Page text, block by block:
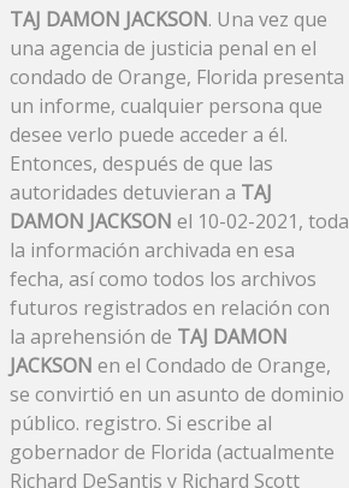
TAJ DAMON JACKSON. Una vez que
una agencia de justicia penal en el
condado de Orange, Florida presenta
un informe, cualquier persona que
desee verlo puede acceder a él.
Entonces, después de que las
autoridades detuvieran a TAJ
DAMON JACKSON el 10-02-2021, toda
la información archivada en esa
fecha, así como todos los archivos
futuros registrados en relación con
la aprehensión de TAJ DAMON
JACKSON en el Condado de Orange,
se convirtió en un asunto de dominio
público. registro. Si escribe al
gobernador de Florida (actualmente
Richard DeSantis y Richard Scott